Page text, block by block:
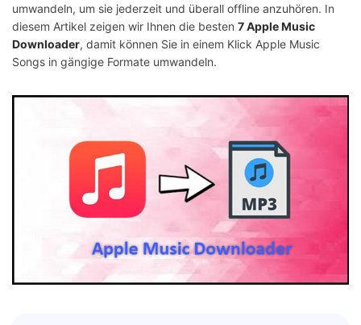
umwandeln, um sie jederzeit und überall offline anzuhören. In
diesem Artikel zeigen wir Ihnen die besten 7 Apple Music
Downloader, damit können Sie in einem Klick Apple Music
Songs in gängige Formate umwandeln.